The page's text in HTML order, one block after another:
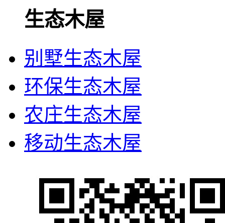
生态木屋
别墅生态木屋
环保生态木屋
农庄生态木屋
移动生态木屋